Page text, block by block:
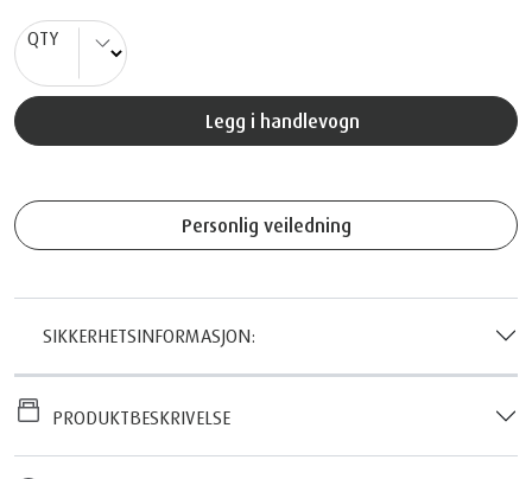
QTY
Legg i handlevogn
Personlig veiledning
SIKKERHETSINFORMASJON:
PRODUKTBESKRIVELSE